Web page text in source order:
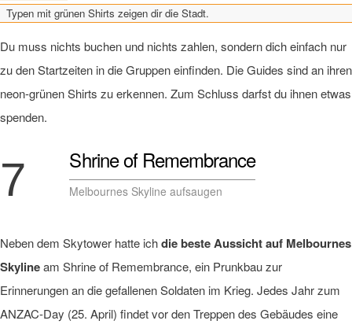
Typen mit grünen Shirts zeigen dir die Stadt.
Du muss nichts buchen und nichts zahlen, sondern dich einfach nur
zu den Startzeiten in die Gruppen einfinden. Die Guides sind an ihren
neon-grünen Shirts zu erkennen. Zum Schluss darfst du ihnen etwas
spenden.
7 Shrine of Remembrance
Melbournes Skyline aufsaugen
Neben dem Skytower hatte ichdie beste Aussicht auf Melbournes
Skylineam Shrine of Remembrance, ein Prunkbau zur
Erinnerungen an die gefallenen Soldaten im Krieg. Jedes Jahr zum
ANZAC-Day (25. April) findet vor den Treppen des Gebäudes eine